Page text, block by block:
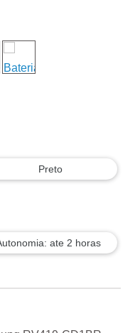
Preto
ate 2 horas